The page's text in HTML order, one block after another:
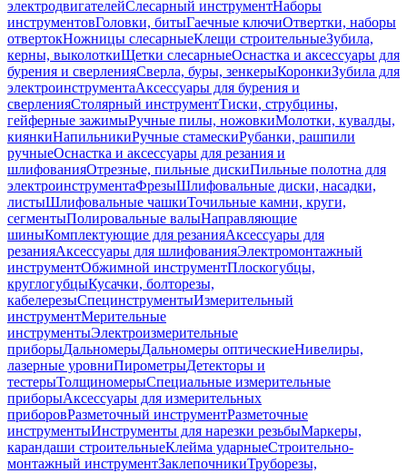
электродвигателейСлесарный инструментНаборы
инструментовГоловки, битыГаечные ключиОтвертки, наборы
отвертокНожницы слесарныеКлещи строительныеЗубила,
керны, выколоткиЩетки слесарныеОснастка и аксессуары для
бурения и сверленияСверла, буры, зенкерыКоронкиЗубила для
электроинструментаАксессуары для бурения и
сверленияСтолярный инструментТиски, струбцины,
гейферные зажимыРучные пилы, ножовкиМолотки, кувалды,
киянкиНапильникиРучные стамескиРубанки, рашпили
ручныеОснастка и аксессуары для резания и
шлифованияОтрезные, пильные дискиПильные полотна для
электроинструментаФрезыШлифовальные диски, насадки,
листыШлифовальные чашкиТочильные камни, круги,
сегментыПолировальные валыНаправляющие
шиныКомплектующие для резанияАксессуары для
резанияАксессуары для шлифованияЭлектромонтажный
инструментОбжимной инструментПлоскогубцы,
круглогубцыКусачки, болторезы,
кабелерезыСпецинструментыИзмерительный
инструментМерительные
инструментыЭлектроизмерительные
приборыДальномерыДальномеры оптическиеНивелиры,
лазерные уровниПирометрыДетекторы и
тестерыТолщиномерыСпециальные измерительные
приборыАксессуары для измерительных
приборовРазметочный инструментРазметочные
инструментыИнструменты для нарезки резьбыМаркеры,
карандаши строительныеКлейма ударныеСтроительно-
монтажный инструментЗаклепочникиТруборезы,